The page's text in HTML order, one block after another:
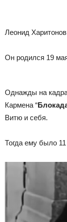
Леонид
Он родился 19
Однажды на
Кармена “
Витю и себя.
Тогда ему было 11